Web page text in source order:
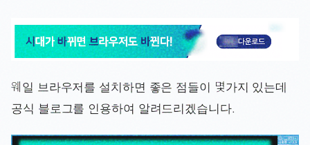
웨일 브라우저를 설치하면 좋은 점들이 몇가지 있는데
공식 블로그를 인용하여 알려드리겠습니다.